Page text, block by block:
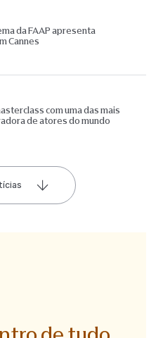
da FAAP apresenta
Cannes
com uma das mais
de atores do mundo